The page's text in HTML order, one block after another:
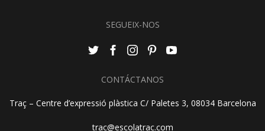
SEGUEIX-NOS
CONTÁCTANOS
Traç – Centre d’expressió plàstica C/ Paletes 3, 08034 Barcelona
trac@escolatrac.com